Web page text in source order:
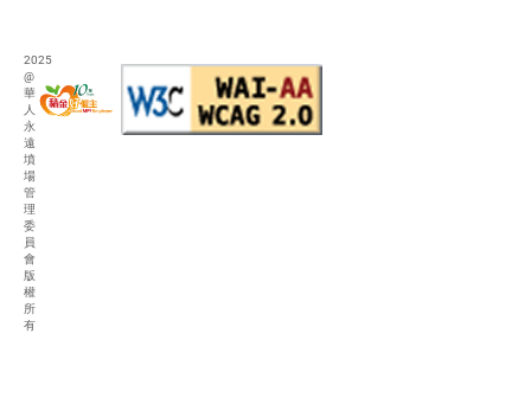
2025
@
華
人
永
遠
墳
場
管
理
委
員
會
版
權
所
有